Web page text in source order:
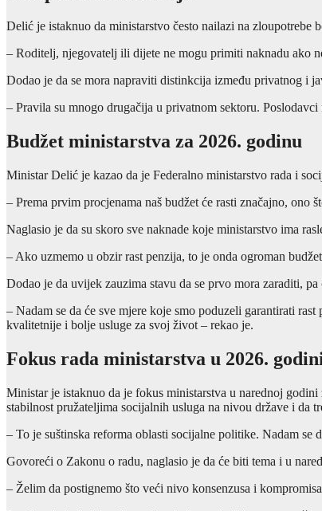
Delić je istaknuo da ministarstvo često nailazi na zloupotrebe
– Roditelj, njegovatelj ili dijete ne mogu primiti naknadu ako
Dodao je da se mora napraviti distinkcija između privatnog i
– Pravila su mnogo drugačija u privatnom sektoru.
Budžet ministarstva za 2026. godinu
Ministar Delić je kazao da je Federalno ministarstvo rada i
– Prema prvim procjenama naš budžet će rasti značajno, ono
Naglasio je da su skoro sve naknade koje ministarstvo ima
– Ako uzmemo u obzir rast penzija, to je onda ogroman
Dodao je da uvijek zauzima stavu da se prvo mora zaraditi,
– Nadam se da će sve mjere koje smo poduzeli garantirati
kvalitetnije i bolje usluge za svoj život – rekao je.
Fokus rada ministarstva u 2026.
Ministar je istaknuo da je fokus ministarstva u narednoj
stabilnost pružateljima socijalnih usluga na nivou države i da
– To je suštinska reforma oblasti socijalne politike. Nadam
Govoreći o Zakonu o radu, naglasio je da će biti tema i u
– Želim da postignemo što veći nivo konsenzusa i